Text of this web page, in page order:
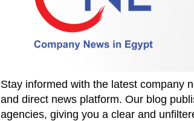
Stay informed with the latest company
and direct news platform. Our blog
agencies, giving you a clear and